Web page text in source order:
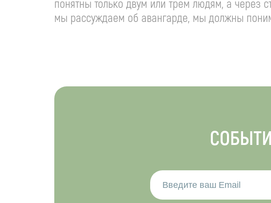
понятны только двум или трем людям, а через
мы рассуждаем об авангарде, мы должны